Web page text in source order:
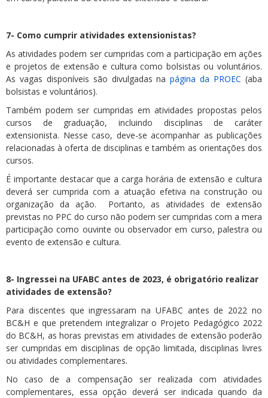
7- Como cumprir atividades extensionistas?
As atividades podem ser cumpridas com a participação em ações
e projetos de extensão e cultura como bolsistas ou voluntários.
As vagas disponíveis são divulgadas napágina da PROEC (aba
bolsistas e voluntários).
Também podem ser cumpridas em atividades propostas pelos
cursos de graduação, incluindo disciplinas de caráter
extensionista. Nesse caso, deve-se acompanhar as publicações
relacionadas à oferta de disciplinas e também as orientações dos
cursos.
É importante destacar que a carga horária de extensão e cultura
deverá ser cumprida com a atuação efetiva na construção ou
organização da ação. Portanto, as atividades de extensão
previstas no PPC do curso não podem ser cumpridas com a mera
participação como ouvinte ou observador em curso, palestra ou
evento de extensão e cultura.
8- Ingressei na UFABC antes de 2023, é obrigatório realizar
atividades de extensão?
Para discentes que ingressaram na UFABC antes de 2022 no
BC&H e que pretendem integralizar o Projeto Pedagógico 2022
do BC&H, as horas previstas em atividades de extensão poderão
ser cumpridas em disciplinas de opção limitada, disciplinas livres
ou atividades complementares.
No caso de a compensação ser realizada com atividades
complementares, essa opção deverá ser indicada quando da